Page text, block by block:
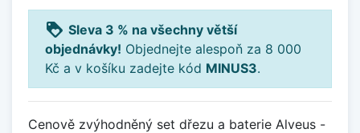
loyalty Sleva 3 % na všechny větší
objednávky! Objednejte alespoň za 8 000
Kč a v košíku zadejte kód MINUS3.
Cenově zvýhodněný set dřezu a baterie Alveus -